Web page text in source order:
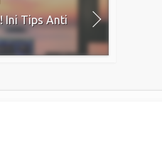
Ini Tips Anti